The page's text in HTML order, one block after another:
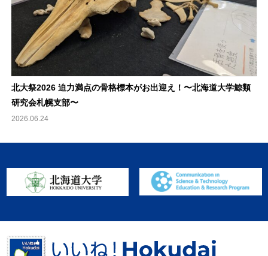
北大祭2026 迫力満点の骨格標本がお出迎え！〜北海道大学鯨類
研究会札幌支部〜
2026.06.24